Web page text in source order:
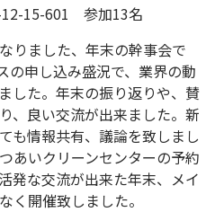
15-601 参加13名
りました、年末の幹事会で
の申し込み盛況で、業界の動
した。年末の振り返りや、賛
、良い交流が出来ました。新
も情報共有、議論を致しまし
あいクリーンセンターの予約
発な交流が出来た年末、メイ
く開催致しました。